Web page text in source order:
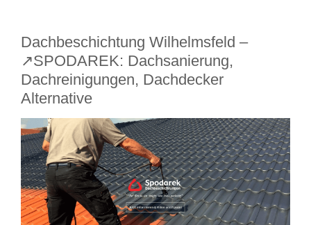
Dachbeschichtung Wilhelmsfeld –
↗️SPODAREK: Dachsanierung,
Dachreinigungen, Dachdecker
Alternative